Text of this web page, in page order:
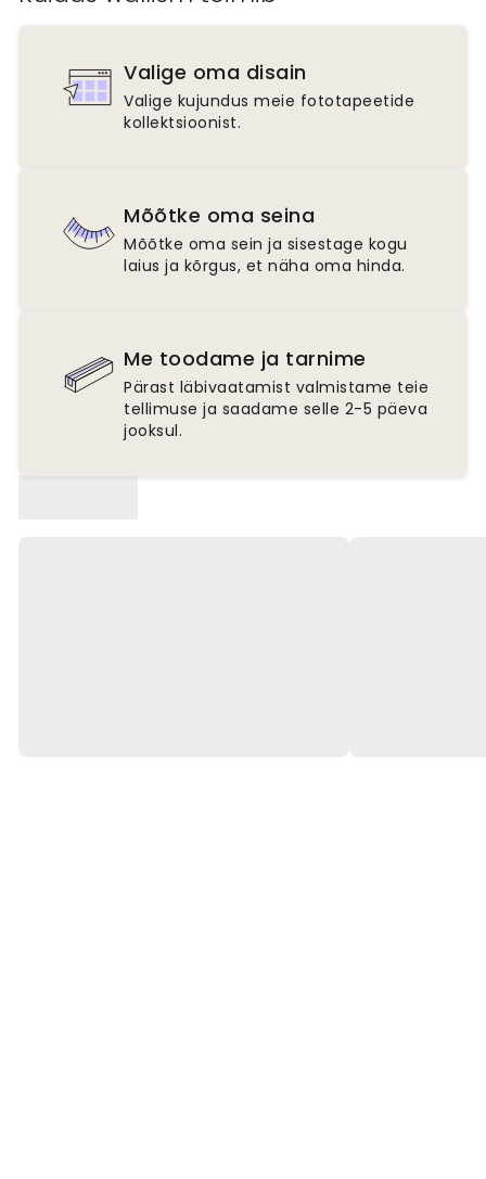
Valige oma disain
Valige kujundus meie fototapeetide
kollektsioonist.
Mõõtke oma seina
Mõõtke oma sein ja sisestage kogu
laius ja kõrgus, et näha oma hinda.
Me toodame ja tarnime
Pärast läbivaatamist valmistame teie
tellimuse ja saadame selle 2-5 päeva
jooksul.